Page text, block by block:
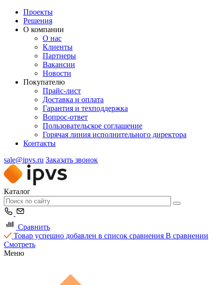
Проекты
Решения
О компании
О нас
Клиенты
Партнеры
Вакансии
Новости
Покупателю
Прайс-лист
Доставка и оплата
Гарантия и техподдержка
Вопрос-ответ
Пользовательское соглашение
Горячая линия исполнительного директора
Контакты
sale@ipvs.ru Заказать звонок
Каталог
Сравнить
Товар успешно добавлен в список сравнения В сравнении
Смотреть
Меню